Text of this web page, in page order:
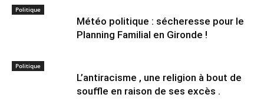
Politique
Météo politique : sécheresse pour le
Planning Familial en Gironde !
Politique
L’antiracisme , une religion à bout de
souffle en raison de ses excès .